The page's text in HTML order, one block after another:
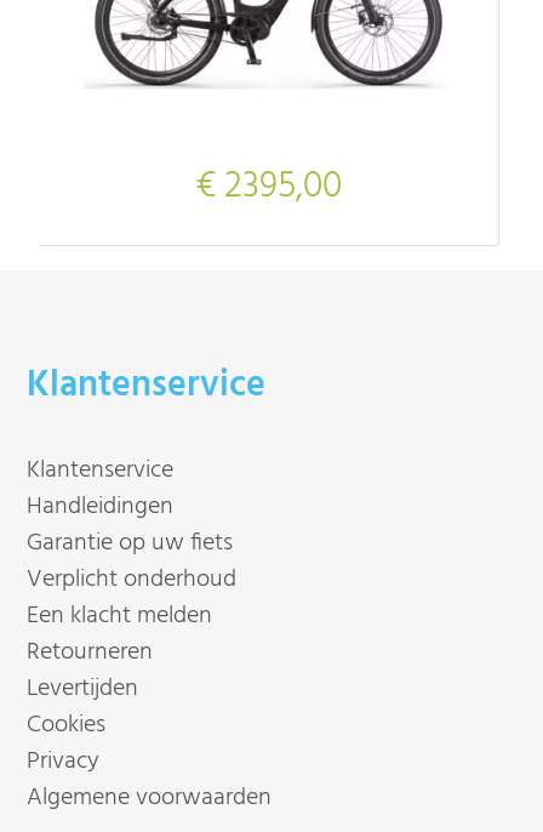
€ 2395,00
Klantenservice
Klantenservice
Handleidingen
Garantie op uw fiets
Verplicht onderhoud
Een klacht melden
Retourneren
Levertijden
Cookies
Privacy
Algemene voorwaarden